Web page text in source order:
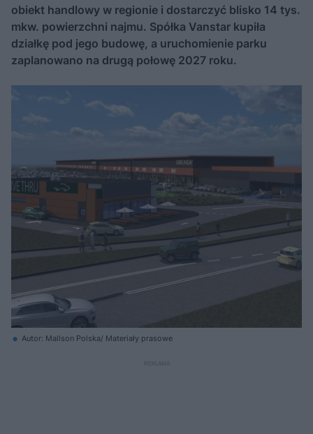
obiekt handlowy w regionie i dostarczyć blisko 14 tys.
mkw. powierzchni najmu. Spółka Vanstar kupiła
działkę pod jego budowę, a uruchomienie parku
zaplanowano na drugą połowę 2027 roku.
Autor: Mallson Polska/ Materiały prasowe